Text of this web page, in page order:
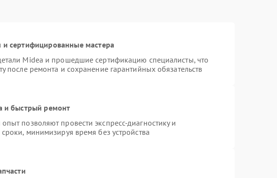
и сертифицированные мастера
Midea и прошедшие сертификацию специалисты, что
после ремонта и сохранение гарантийных обязательств
и быстрый ремонт
позволяют провести экспресс-диагностику и
минимизируя время без устройства